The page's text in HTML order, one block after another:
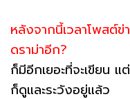
หลังจากนี้เวลาโพสต์
ดราม่าอีก?
ก็มีอีกเยอะที่จะเขียน แ
ก็ดูและระวังอยู่แล้ว